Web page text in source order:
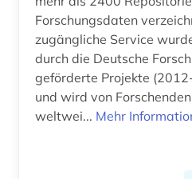
Forschungsdaten
zugängliche Service
durch die Deutsche
geförderte Projekte
und wird von
weltwei... Mehr